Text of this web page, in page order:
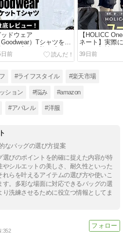
ッドウェア
Goodwear）Tシャツをレ
ュー｜実際に着て感じた
ット・デメリットを本
前
【HOLICC
ネート】実際
かった相性の
39日前
#ライフスタイル #楽天市場
ション #悩み #amazon
#アパレル #洋服
なバッグの選び方提案
びのポイントを的確に捉えた内容が特
シルエットの美しさ、耐久性といった
らを叶えるアイテムの選び方や使いこ
。多彩な場面に対応できるバッグの選
洗練させるために役立つ情報としてま
352